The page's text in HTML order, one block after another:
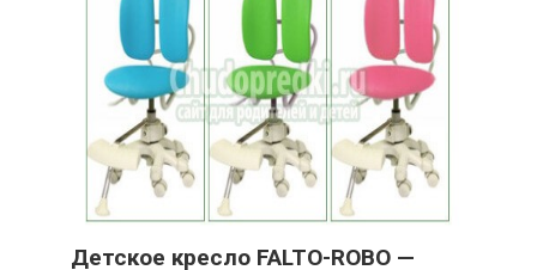
Детское кресло FALTO-ROBO —